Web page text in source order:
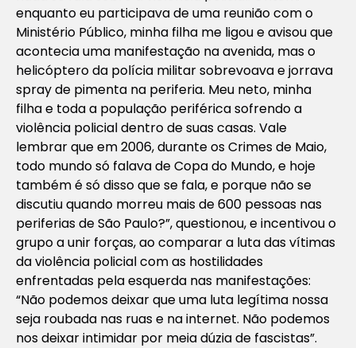
enquanto eu participava de uma reunião com o
Ministério Público, minha filha me ligou e avisou que
acontecia uma manifestação na avenida, mas o
helicóptero da polícia militar sobrevoava e jorrava
spray de pimenta na periferia. Meu neto, minha
filha e toda a população periférica sofrendo a
violência policial dentro de suas casas. Vale
lembrar que em 2006, durante os Crimes de Maio,
todo mundo só falava de Copa do Mundo, e hoje
também é só disso que se fala, e porque não se
discutiu quando morreu mais de 600 pessoas nas
periferias de São Paulo?”, questionou, e incentivou o
grupo a unir forças, ao comparar a luta das vítimas
da violência policial com as hostilidades
enfrentadas pela esquerda nas manifestações:
“Não podemos deixar que uma luta legítima nossa
seja roubada nas ruas e na internet. Não podemos
nos deixar intimidar por meia dúzia de fascistas”.